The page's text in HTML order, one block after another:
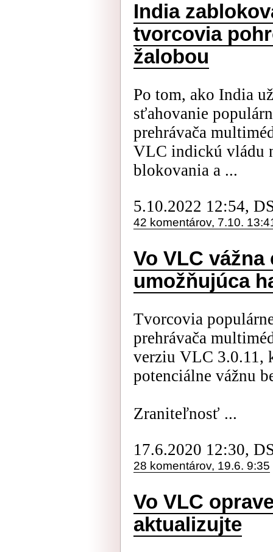
India
tvorcovia
žalobou
Po tom, ako India
sťahovanie
prehrávača
VLC indickú vládu
blokovania a ...
5.10.2022 12:54,
42 komentárov, 7.10.
Vo VLC
umožňujúca
Tvorcovia
prehrávača
verziu VLC 3.0.11,
potenciálne vážnu
Zraniteľnosť ...
17.6.2020 12:30,
28 komentárov, 19.6. 9:35
Vo VLC
aktualizujte